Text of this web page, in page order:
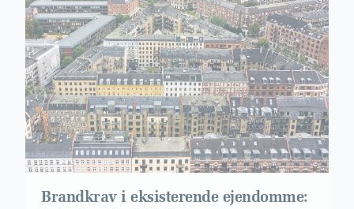
Brandkrav i eksisterende ejendomme: